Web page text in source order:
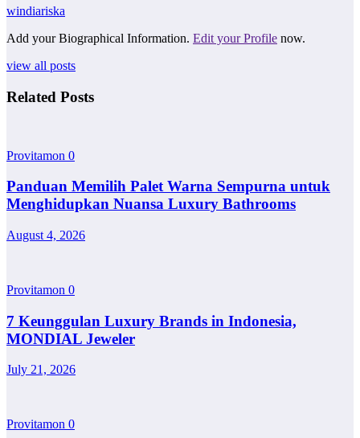
windiariska
Add your Biographical Information. Edit your Profile now.
view all posts
Related Posts
Provitamon 0
Panduan Memilih Palet Warna Sempurna untuk
Menghidupkan Nuansa Luxury Bathrooms
August 4, 2026
Provitamon 0
7 Keunggulan Luxury Brands in Indonesia,
MONDIAL Jeweler
July 21, 2026
Provitamon 0